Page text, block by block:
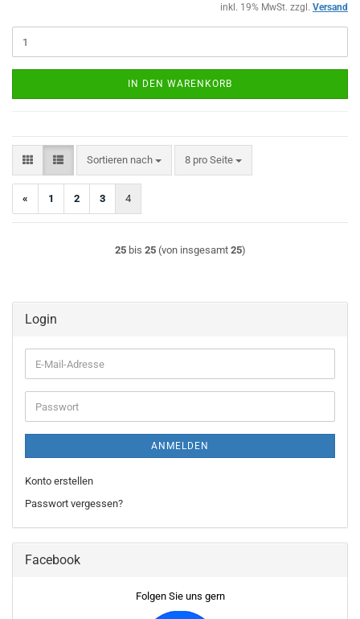
inkl. 19% MwSt. zzgl. Versand
IN DEN WARENKORB
Sortieren nach
Sortieren nach 8 pro Seite
pro Seite
« 1 2 3 4
25bis 25(von insgesamt 25)
Login
E-
Mail-
Adresse
Passwort
ANMELDEN
Konto erstellen
Passwort vergessen?
Facebook
Folgen Sie uns gern